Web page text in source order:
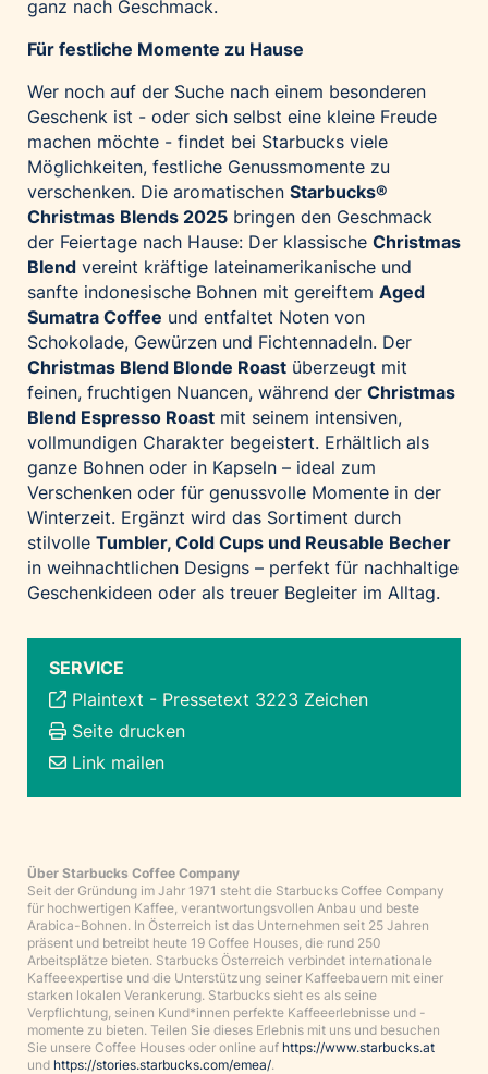
ganz nach Geschmack.
Für festliche Momente zu Hause
Wer noch auf der Suche nach einem besonderen
Geschenk ist - oder sich selbst eine kleine Freude
machen möchte - findet bei Starbucks viele
Möglichkeiten, festliche Genussmomente zu
verschenken. Die aromatischen Starbucks®
Christmas Blends 2025 bringen den Geschmack
der Feiertage nach Hause: Der klassische Christmas
Blend vereint kräftige lateinamerikanische und
sanfte indonesische Bohnen mit gereiftem Aged
Sumatra Coffee und entfaltet Noten von
Schokolade, Gewürzen und Fichtennadeln. Der
Christmas Blend Blonde Roast überzeugt mit
feinen, fruchtigen Nuancen, während der Christmas
Blend Espresso Roast mit seinem intensiven,
vollmundigen Charakter begeistert. Erhältlich als
ganze Bohnen oder in Kapseln – ideal zum
Verschenken oder für genussvolle Momente in der
Winterzeit. Ergänzt wird das Sortiment durch
stilvolle Tumbler, Cold Cups und Reusable Becher
in weihnachtlichen Designs – perfekt für nachhaltige
Geschenkideen oder als treuer Begleiter im Alltag.
SERVICE
Plaintext - Pressetext 3223 Zeichen
Seite drucken
Link mailen
Über Starbucks Coffee Company
Seit der Gründung im Jahr 1971 steht die Starbucks Coffee Company
für hochwertigen Kaffee, verantwortungsvollen Anbau und beste
Arabica-Bohnen. In Österreich ist das Unternehmen seit 25 Jahren
präsent und betreibt heute 19 Coffee Houses, die rund 250
Arbeitsplätze bieten. Starbucks Österreich verbindet internationale
Kaffeeexpertise und die Unterstützung seiner Kaffeebauern mit einer
starken lokalen Verankerung. Starbucks sieht es als seine
Verpflichtung, seinen Kund*innen perfekte Kaffeeerlebnisse und -
momente zu bieten. Teilen Sie dieses Erlebnis mit uns und besuchen
Sie unsere Coffee Houses oder online auf https://www.starbucks.at
und https://stories.starbucks.com/emea/.